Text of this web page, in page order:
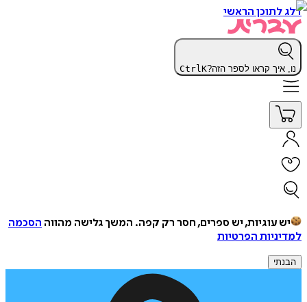
דלג לתוכן הראשי
נו, איך קראו לספר הזה? CtrlK
יש עוגיות, יש ספרים, חסר רק קפה. המשך גלישה מהווה הסכמה
למדיניות הפרטיות
הבנתי